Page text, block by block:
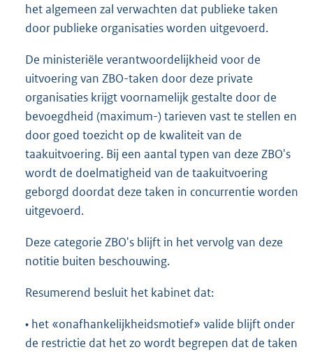
het algemeen zal verwachten dat publieke taken
door publieke organisaties worden uitgevoerd.
De ministeriële verantwoordelijkheid voor de
uitvoering van ZBO-taken door deze private
organisaties krijgt voornamelijk gestalte door de
bevoegdheid (maximum-) tarieven vast te stellen en
door goed toezicht op de kwaliteit van de
taakuitvoering. Bij een aantal typen van deze ZBO's
wordt de doelmatigheid van de taakuitvoering
geborgd doordat deze taken in concurrentie worden
uitgevoerd.
Deze categorie ZBO's blijft in het vervolg van deze
notitie buiten beschouwing.
Resumerend besluit het kabinet dat:
• het «onafhankelijkheidsmotief» valide blijft onder
de restrictie dat het zo wordt begrepen dat de taken